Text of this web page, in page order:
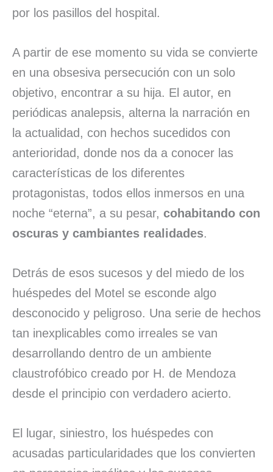
por los pasillos del hospital.
A partir de ese momento su vida se convierte
en una obsesiva persecución con un solo
objetivo, encontrar a su hija. El autor, en
periódicas analepsis, alterna la narración en
la actualidad, con hechos sucedidos con
anterioridad, donde nos da a conocer las
características de los diferentes
protagonistas, todos ellos inmersos en una
noche “eterna”, a su pesar, cohabitando con
oscuras y cambiantes realidades.
Detrás de esos sucesos y del miedo de los
huéspedes del Motel se esconde algo
desconocido y peligroso. Una serie de hechos
tan inexplicables como irreales se van
desarrollando dentro de un ambiente
claustrofóbico creado por H. de Mendoza
desde el principio con verdadero acierto.
El lugar, siniestro, los huéspedes con
acusadas particularidades que los convierten